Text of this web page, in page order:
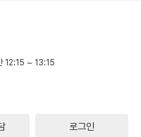
12:15 ~ 13:15
로그인